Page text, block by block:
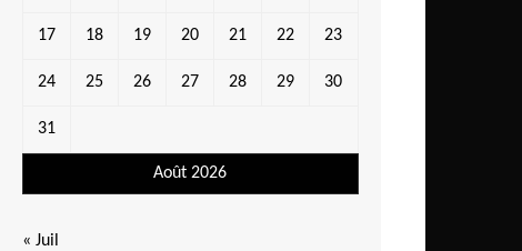
Août 2026
17 18 19 20 21 22 23
24 25 26 27 28 29 30
31
« Juil